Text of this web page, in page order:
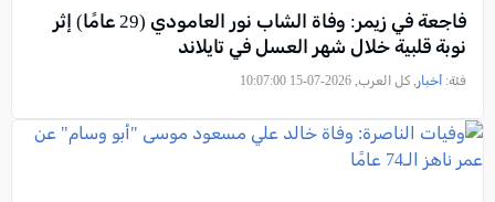
فاجعة في زيمر: وفاة الشاب نور العامودي (29 عامًا) إثر
نوبة قلبية خلال شهر العسل في تايلاند
فئة: أخبار , كل العرب, 2026-07-15 10:07:00